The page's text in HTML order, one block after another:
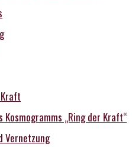
Kosmogramms „Ring der Kraft“
Vernetzung